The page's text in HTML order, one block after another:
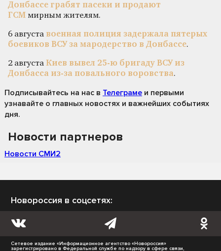
Донбассе грабят пасеки и продают
ГСМ мирным жителям.
6 августа военная полиция задержала пятерых
боевиков ВСУ за мародерство в Донбассе.
2 августа Киев вывел 25-ю бригаду ВСУ из
Донбасса из-за повального воровства.
Подписывайтесь на нас в Телеграме и первыми
узнавайте о главных новостях и важнейших событиях
дня.
Новости партнеров
Новости СМИ2
Новороссия в соцсетях:
Сетевое издание «Информационное агентство «Новороссия»
зарегистрировано в Федеральной службе по надзору в сфере связи,